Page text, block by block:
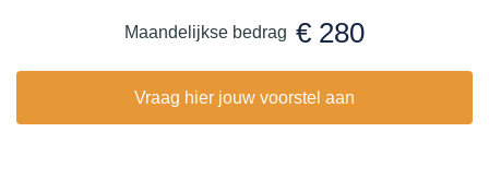
Maandelijkse bedrag € 280
Vraag hier jouw voorstel aan